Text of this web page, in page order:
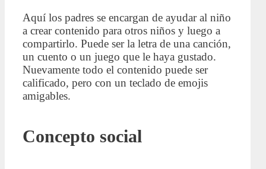
Aquí los padres se encargan de ayudar al niño
a crear contenido para otros niños y luego a
compartirlo. Puede ser la letra de una canción,
un cuento o un juego que le haya gustado.
Nuevamente todo el contenido puede ser
calificado, pero con un teclado de emojis
amigables.
Concepto social